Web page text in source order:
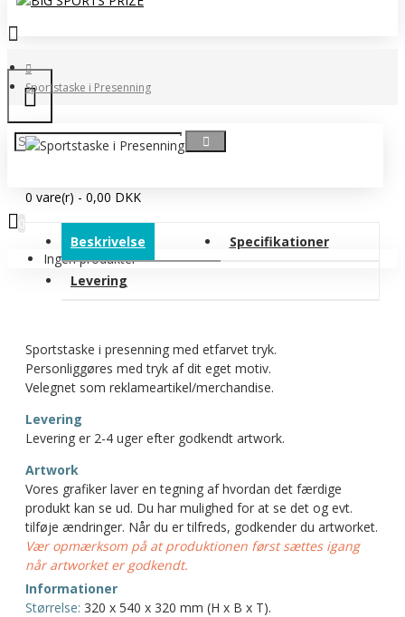
0 vare(r) - 0,00 DKK
Ingen produkter
Sportstaske i Presenning
Beskrivelse Specifikationer
Levering
Sportstaske i presenning med etfarvet tryk.
Personliggøres med tryk af dit eget motiv.
Velegnet som reklameartikel/merchandise.
Levering
Levering er 2-4 uger efter godkendt artwork.
Artwork
Vores grafiker laver en tegning af hvordan det færdige
produkt kan se ud. Du har mulighed for at se det og evt.
tilføje ændringer. Når du er tilfreds, godkender du artworket.
Vær opmærksom på at produktionen først sættes igang
når artworket er godkendt.
Informationer
Størrelse: 320 x 540 x 320 mm (H x B x T).